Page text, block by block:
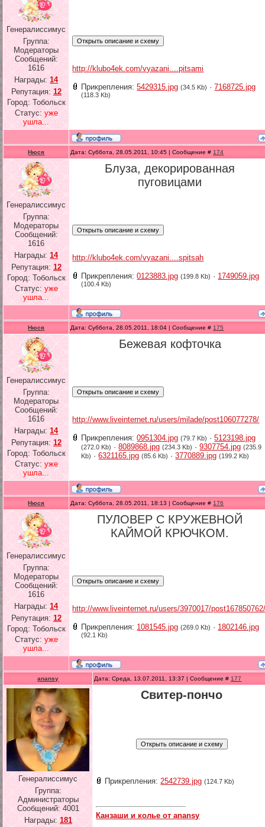
Генералиссимус
Группа:
Модераторы
Сообщений:
1616
Награды:14
Репутация: 12
Город: Тобольск
Статус: уже
ушла...
http://klubo4ek.com/vyazani....pitsami
Прикрепления:5429315.jpg (34.5 Kb) ·7168725.jpg
(118.3 Kb)
Нюся Дата: Суббота, 28.05.2011, 10:45 | Сообщение # 174
Генералиссимус
Группа:
Модераторы
Сообщений:
1616
Награды:14
Репутация: 12
Город: Тобольск
Статус: уже
ушла...
Блуза, декорированная
пуговицами
http://klubo4ek.com/vyazani....spitsah
Прикрепления:0123883.jpg (199.8 Kb) · 1749059.jpg
(100.4 Kb)
Нюся Дата: Суббота, 28.05.2011, 18:04 | Сообщение # 175
Генералиссимус
Группа:
Модераторы
Сообщений:
1616
Награды:14
Репутация: 12
Город: Тобольск
Статус: уже
ушла...
Бежевая кофточка
http://www.liveinternet.ru/users/milade/post106077278/
Прикрепления:0951304.jpg (79.7 Kb) ·5123198.jpg
(272.0 Kb) ·8089868.jpg (234.3 Kb) ·9307754.jpg (235.9
Kb) ·6321165.jpg (85.6 Kb) ·3770889.jpg (199.2 Kb)
Нюся Дата: Суббота, 28.05.2011, 18:13 | Сообщение # 176
Генералиссимус
Группа:
Модераторы
Сообщений:
1616
Награды:14
Репутация: 12
Город: Тобольск
Статус: уже
ушла...
ПУЛОВЕР С КРУЖЕВНОЙ
КАЙМОЙ КРЮЧКОМ.
http://www.liveinternet.ru/users/3970017/
Прикрепления: 1081545.jpg (269.0 Kb) · 1802146.jpg
(92.1 Kb)
anansy Дата: Среда, 13.07.2011, 13:37 | Сообщение # 177
Генералиссимус
Группа:
Администраторы
Сообщений: 4001
Награды: 181
Свитер-пончо
Прикрепления: 2542739.jpg (124.7 Kb)
Канзаши и колье от anansy